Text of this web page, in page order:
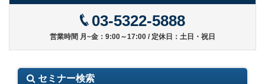
03-5322-5888
営業時間 月~金：9:00～17:00 / 定休日：土日・祝日
セミナー検索